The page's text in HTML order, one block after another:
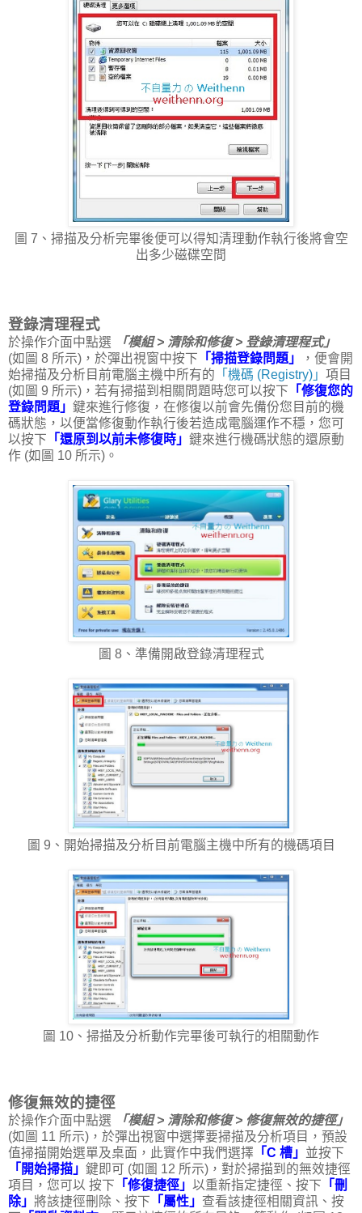
圖 7、掃描及分析完畢後便可以得知清理動作執行後將會空
出多少磁碟空間
登錄清理程式
於操作介面中點選 「模組 > 清除和修復 > 登錄清理程式」
(如圖 8 所示)，於彈出視窗中按下 「掃描登錄問題」
，便會開
始掃描及分析目前電腦主機中所有的 「機碼 (Registry)」 項目
(如圖 9 所示)，若有掃描到相關問題時您可以按下 「修復您的
登錄問題」 鍵來進行修復，在修復以前會先備份您目前的機
碼狀態，以便當修復動作執行後若造成電腦運作不穩，您可
以按下 「還原到以前未修復時」 鍵來進行機碼狀態的還原動
作 (如圖 10 所示)。
圖 8、準備開啟登錄清理程式
圖 9、開始掃描及分析目前電腦主機中所有的機碼項目
圖 10、掃描及分析動作完畢後可執行的相關動作
修復無效的捷徑
於操作介面中點選
「模組 > 清除和修復 > 修復無效的捷徑」
(如圖 11 所示)，於彈出視窗中選擇要掃描及分析項目，預設
值掃描開始選單及桌面，此實作中我們選擇 「C 槽」 並按下
「開始掃描」 鍵即可 (如圖 12 所示)，對於掃描到的無效捷徑
項目，您可以 按下 「修復捷徑」 以重新指定捷徑、按下 「刪
除」 將該捷徑刪除、按下 「屬性」 查看該捷徑相關資訊、按